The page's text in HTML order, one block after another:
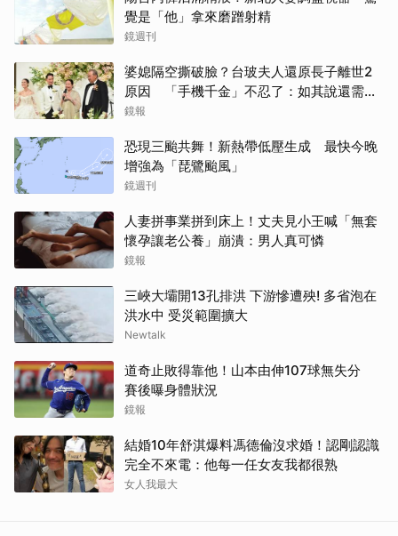
覺是「他」拿來磨蹭射精
鏡週刊
婆媳隔空撕破臉？台玻夫人還原長子離世2
原因 「手機千金」不忍了：如其說還需要
離開嗎？
鏡報
恐現三颱共舞！新熱帶低壓生成 最快今晚
增強為「琵鷺颱風」
鏡週刊
人妻拼事業拼到床上！丈夫見小王喊「無套
懷孕讓老公養」崩潰：男人真可憐
鏡報
三峽大壩開13孔排洪 下游慘遭殃! 多省泡在
洪水中 受災範圍擴大
Newtalk
道奇止敗得靠他！山本由伸107球無失分
賽後曝身體狀況
鏡報
結婚10年舒淇爆料馮德倫沒求婚！認剛認識
完全不來電：他每一任女友我都很熟
女人我最大
取消